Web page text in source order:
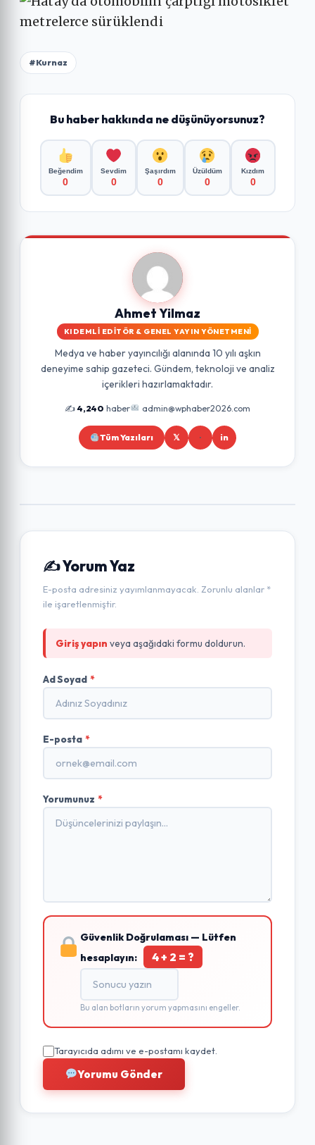
#Kurnaz
Bu haber hakkında ne düşünüyorsunuz?
Beğendim
0
Sevdim
0
Şaşırdım
0
Üzüldüm
0
Kızdım
0
Ahmet Yilmaz
KIDEMLI EDITÖR & GENEL YAYIN YÖNETMENI
Medya ve haber yayıncılığı alanında 10 yılı aşkın
deneyime sahip gazeteci. Gündem, teknoloji ve analiz
içerikleri hazırlamaktadır.
✍️4,240 haber admin@wphaber2026.com
Tüm Yazıları 𝕏 in
✍️ Yorum Yaz
E-posta adresiniz yayımlanmayacak. Zorunlu alanlar *
ile işaretlenmiştir.
Giriş yapın veya aşağıdaki formu doldurun.
Ad Soyad *
E-posta *
Yorumunuz *
Güvenlik Doğrulaması — Lütfen
hesaplayın:
4 + 2 = ?
Bu alan botların yorum yapmasını engeller.
Tarayıcıda adımı ve e-postamı kaydet.
Yorumu Gönder